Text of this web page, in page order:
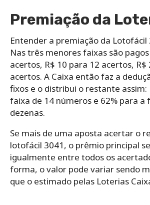
Premiação da
Entender a premiação da Lotofácil
Nas três menores faixas são
acertos, R$ 10 para 12 acertos, R$
acertos. A Caixa então faz a
fixos e o distribui o restante assim:
faixa de 14 números e 62% para a
dezenas.
Se mais de uma aposta acertar o
lotofácil 3041, o prêmio principal
igualmente entre todos os
forma, o valor pode variar sendo
que o estimado pelas Loterias